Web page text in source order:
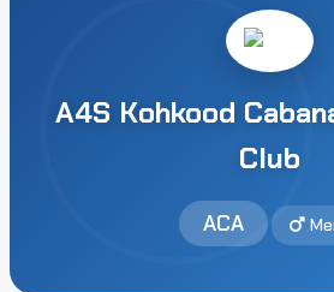
A4S Kohkood
Club
ACA